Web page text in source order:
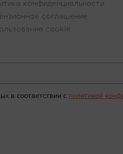
конфиденциальности
соглашение
cookie
в соответствии c политикой